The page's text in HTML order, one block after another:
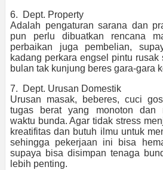
6. Dept. Property
Adalah pengaturan sarana dan
pun perlu dibuatkan rencana
perbaikan juga pembelian,
kadang perkara engsel pintu
bulan tak kunjung beres gara-gara
7. Dept. Urusan Domestik
Urusan masak, beberes, cuci
tugas berat yang monoton dan
waktu bunda. Agar tidak stress
kreatifitas dan butuh ilmu untuk
sehingga pekerjaan ini bisa
supaya bisa disimpan tenaga
lebih penting.